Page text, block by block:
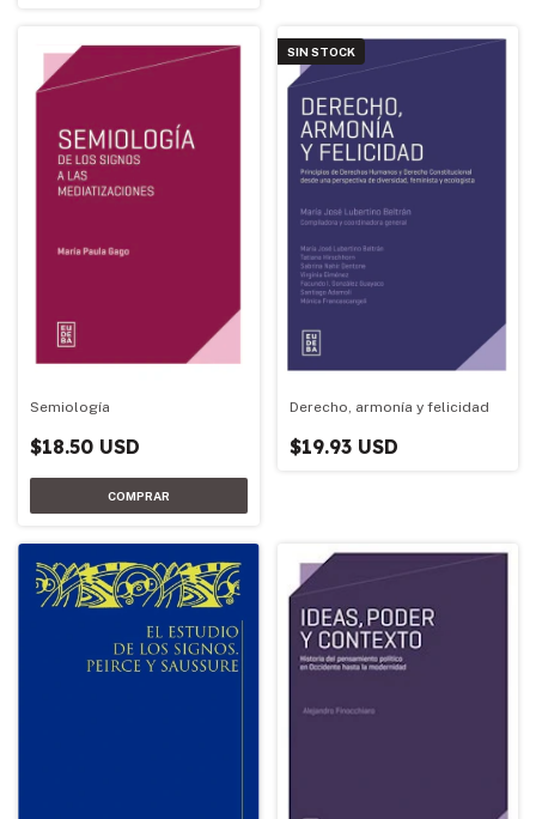
Semiología
$18.50 USD
SIN STOCK
Derecho, armonía y felicidad
$19.93 USD